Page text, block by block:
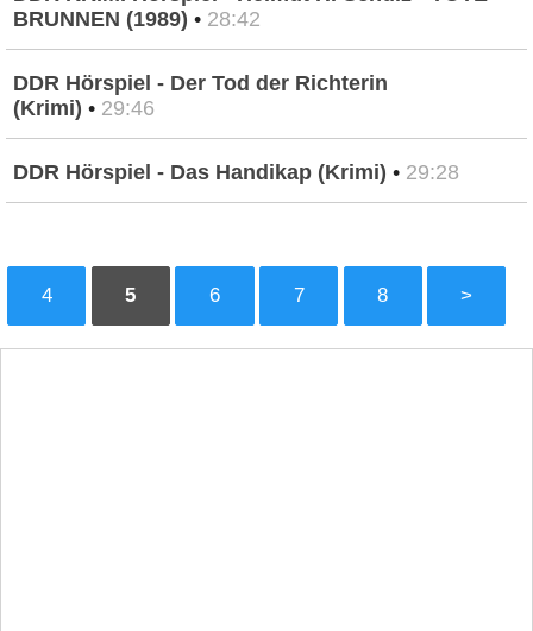
BRUNNEN (1989) • 28:42
DDR Hörspiel - Der Tod der Richterin
(Krimi) • 29:46
DDR Hörspiel - Das Handikap (Krimi) • 29:28
4 5 6 7 8 >